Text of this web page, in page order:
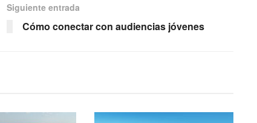
Siguiente entrada
Cómo conectar con audiencias jóvenes